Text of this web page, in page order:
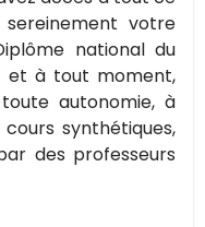
votre
national du
et à tout moment,
autonomie, à
synthétiques,
des professeurs